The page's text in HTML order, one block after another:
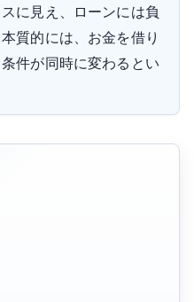
に見え、ローンには負
質的には、お金を借り
件が同時に変わるとい